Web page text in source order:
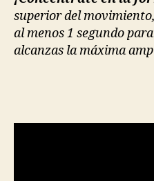
superior del
al menos 1 segundo
alcanzas la máxima